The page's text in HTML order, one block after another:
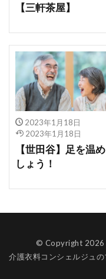
【三軒茶屋】
2023年1月18日
2023年1月18日
【世田谷】足を温
しょう！
© Copyright
介護衣料コンシェルジュ